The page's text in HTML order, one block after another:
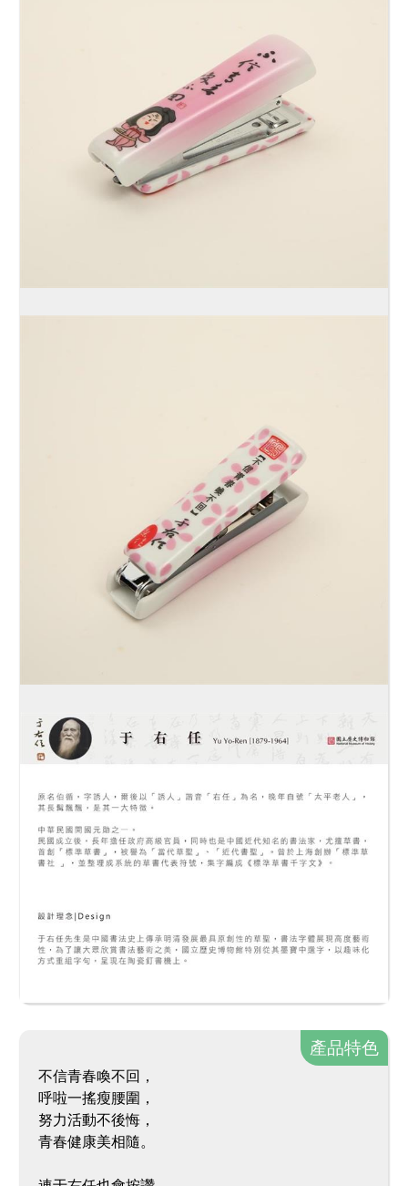
產品特色
不信青春喚不回，
呼啦一搖瘦腰圍，
努力活動不後悔，
青春健康美相隨。